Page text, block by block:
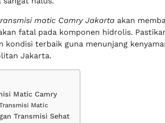
matic Camry Jakartaakan
fatal pada komponen hidrolis.
kondisi terbaik guna menunjang
Jakarta.
Matic Camry
Matic
Transmisi Sehat